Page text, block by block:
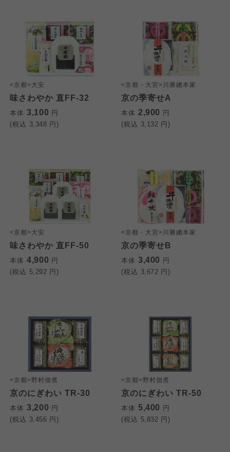
<京都>大安
味さわやか 直FF-32
本体 3,100 円
(税込 3,348 円)
<京都・大宮>川勝總本家
京の季寄せA
本体 2,900 円
(税込 3,132 円)
<京都>大安
味さわやか 直FF-50
本体 4,900 円
(税込 5,292 円)
<京都・大宮>川勝總本家
京の季寄せB
本体 3,400 円
(税込 3,672 円)
<京都>野村佃煮
京のにぎわい TR-30
本体 3,200 円
(税込 3,456 円)
<京都>野村佃煮
京のにぎわい TR-50
本体 5,400 円
(税込 5,832 円)